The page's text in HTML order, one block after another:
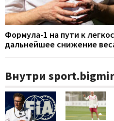
Формула-1 на пути к
дальнейшее снижение
Внутри